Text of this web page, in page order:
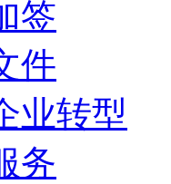
签
件
业转型
务